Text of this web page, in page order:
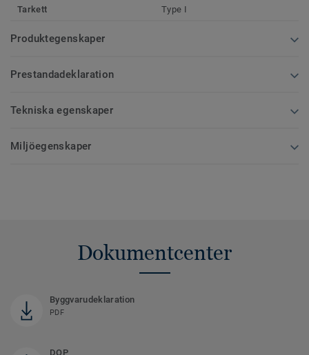
Tarkett Type I
Produktegenskaper
Prestandadeklaration
Tekniska egenskaper
Miljöegenskaper
Dokumentcenter
Byggvarudeklaration
PDF
DOP